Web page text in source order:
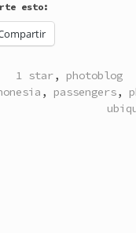
esto:
POSTED
IN
1 star, photoblog
, passengers,